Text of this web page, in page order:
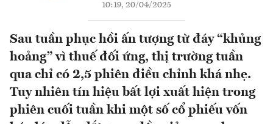
10:19, 20/04/2025
Sau tuần phục hồi ấn tượng từ đáy “khủng
hoảng” vì thuế đối ứng, thị trường tuần
qua chỉ có 2,5 phiên điều chỉnh khá nhẹ.
Tuy nhiên tín hiệu bất lợi xuất hiện trong
phiên cuối tuần khi một số cổ phiếu vốn